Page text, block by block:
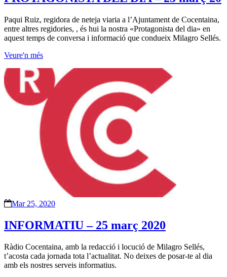
Paqui Ruiz, regidora de neteja viaria a l’Ajuntament de Cocentaina,
entre altres regidories, , és hui la nostra «Protagonista del dia» en
aquest temps de conversa i informació que condueix Milagro Sellés.
Veure'n més
Mar 25, 2020
INFORMATIU – 25 març 2020
Ràdio Cocentaina, amb la redacció i locució de Milagro Sellés,
t’acosta cada jornada tota l’actualitat. No deixes de posar-te al dia
amb els nostres serveis informatius.